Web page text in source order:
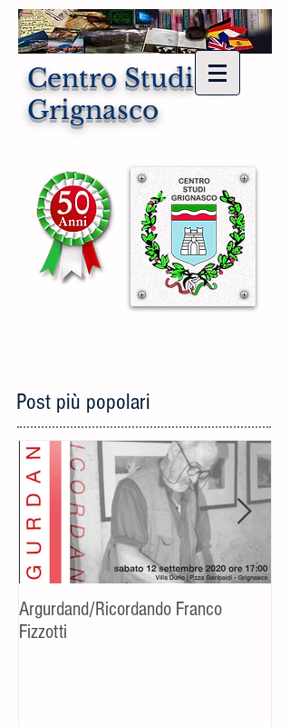
Centro Studi di
Grignasco
Post più popolari
Argurdand/Ricordando Franco
Fizzotti